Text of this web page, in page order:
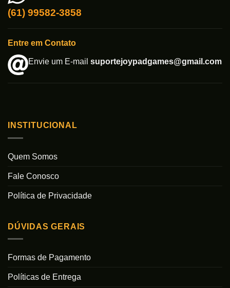
(61) 99582-3858
Entre em Contato
Envie um E-mail suportejoypadgames@gmail.com
INSTITUCIONAL
Quem Somos
Fale Conosco
Política de Privacidade
DÚVIDAS GERAIS
Formas de Pagamento
Políticas de Entrega